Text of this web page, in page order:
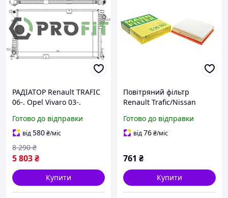
РАДІАТОР Renault TRAFIC
06-. Opel Vivaro 03-.
(2.0/2.5 CDTI)
Готово до відправки
від580₴/міс
5 803₴
8 290 ₴
Купити
Повітряний фільтр
Renault Trafic/Nissan
2.0dCi/2.5dCi/Opel Vivaro
2.0CDTI/2.5CDTI 02- (C 30
Готово до відправки
від76₴/міс
761 ₴
Купити